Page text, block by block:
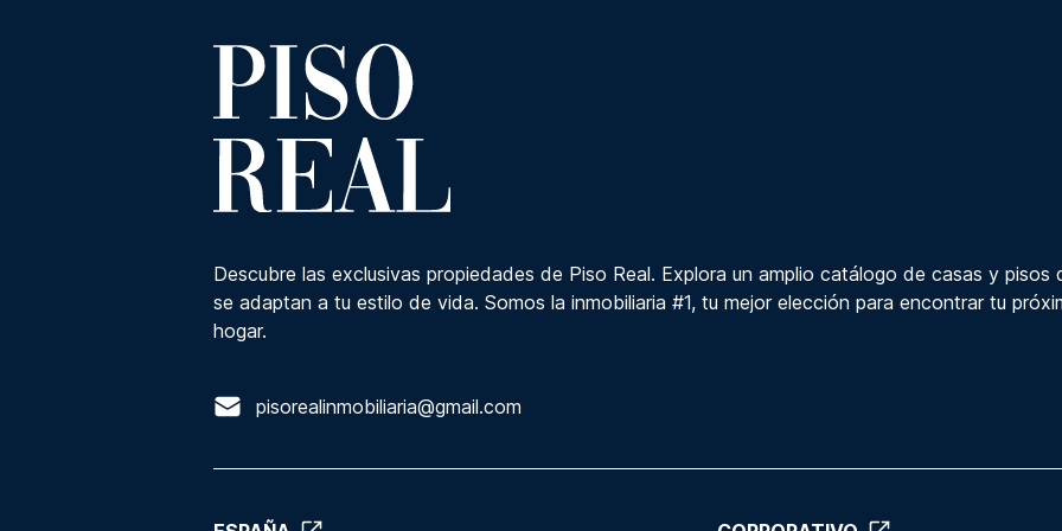
Descubre las exclusivas propiedades de Piso Real. Explora un amplio catálogo de casas y pisos
se adaptan a tu estilo de vida. Somos la inmobiliaria #1, tu mejor elección para encontrar tu
hogar.
pisorealinmobiliaria@gmail.com